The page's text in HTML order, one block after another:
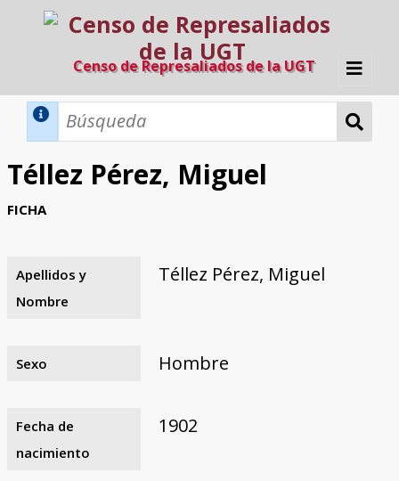
Censo de Represaliados de la UGT
Inicio
Búsqueda Dinámica
Búsqueda Avanzada
Razones y objetivos
El equipo
Colaboradores
Fuentes documentales
Téllez Pérez, Miguel
FICHA
Apellidos y
Nombre
Téllez Pérez, Miguel
Sexo Hombre
Fecha de
nacimiento
1902